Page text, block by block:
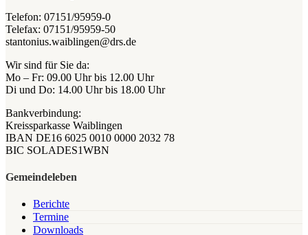
Telefon: 07151/95959-0
Telefax: 07151/95959-50
stantonius.waiblingen@drs.de
Wir sind für Sie da:
Mo – Fr: 09.00 Uhr bis 12.00 Uhr
Di und Do: 14.00 Uhr bis 18.00 Uhr
Bankverbindung:
Kreissparkasse Waiblingen
IBAN DE16 6025 0010 0000 2032 78
BIC SOLADES1WBN
Gemeindeleben
Berichte
Termine
Downloads